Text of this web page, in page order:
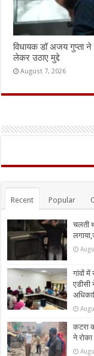
विधायक डॉ अजय गुप्ता
लेकर उठाए मुद्दे
August 7, 2026
Recent Popular
चलती
गांवों
एडीसी
कटरा
ने रोका